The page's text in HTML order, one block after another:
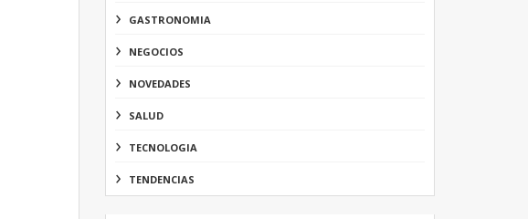
GASTRONOMIA
NEGOCIOS
NOVEDADES
SALUD
TECNOLOGIA
TENDENCIAS